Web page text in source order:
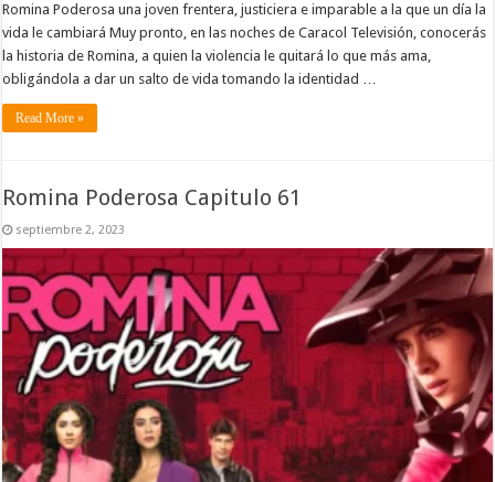
Romina Poderosa una joven frentera, justiciera e imparable a la que un día la
vida le cambiará Muy pronto, en las noches de Caracol Televisión, conocerás
la historia de Romina, a quien la violencia le quitará lo que más ama,
obligándola a dar un salto de vida tomando la identidad …
Read More »
Romina Poderosa Capitulo 61
septiembre 2, 2023